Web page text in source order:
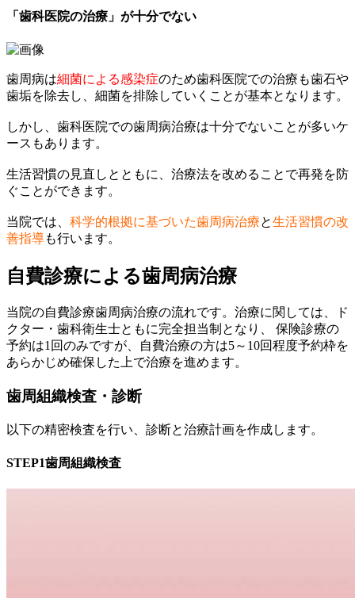
「歯科医院の治療」が十分でない
歯周病は細菌による感染症のため歯科医院での治療も歯石や
歯垢を除去し、細菌を排除していくことが基本となります。
しかし、歯科医院での歯周病治療は十分でないことが多いケ
ースもあります。
生活習慣の見直しとともに、治療法を改めることで再発を防
ぐことができます。
当院では、 科学的根拠に基づいた歯周病治療と生活習慣の改
善指導も行います。
自費診療による歯周病治療
当院の自費診療歯周病治療の流れです。治療に関しては、ド
クター・歯科衛生士ともに完全担当制となり、 保険診療の
予約は1回のみですが、自費治療の方は5～10回程度予約枠を
あらかじめ確保した上で治療を進めます。
歯周組織検査・診断
以下の精密検査を行い、診断と治療計画を作成します。
STEP1歯周組織検査